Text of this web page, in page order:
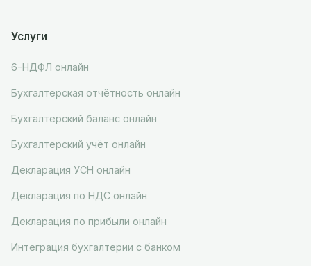
Услуги
6-НДФЛ онлайн
Бухгалтерская отчётность онлайн
Бухгалтерский баланс онлайн
Бухгалтерский учёт онлайн
Декларация УСН онлайн
Декларация по НДС онлайн
Декларация по прибыли онлайн
Интеграция бухгалтерии с банком